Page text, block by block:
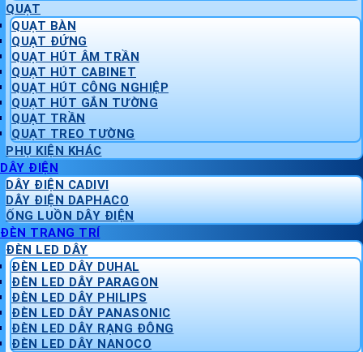
QUẠT
QUẠT BÀN
QUẠT ĐỨNG
QUẠT HÚT ÂM TRẦN
QUẠT HÚT CABINET
QUẠT HÚT CÔNG NGHIỆP
QUẠT HÚT GẮN TƯỜNG
QUẠT TRẦN
QUẠT TREO TƯỜNG
PHỤ KIỆN KHÁC
DÂY ĐIỆN
DÂY ĐIỆN CADIVI
DÂY ĐIỆN DAPHACO
ỐNG LUỒN DÂY ĐIỆN
ĐÈN TRANG TRÍ
ĐÈN LED DÂY
ĐÈN LED DÂY DUHAL
ĐÈN LED DÂY PARAGON
ĐÈN LED DÂY PHILIPS
ĐÈN LED DÂY PANASONIC
ĐÈN LED DÂY RẠNG ĐÔNG
ĐÈN LED DÂY NANOCO